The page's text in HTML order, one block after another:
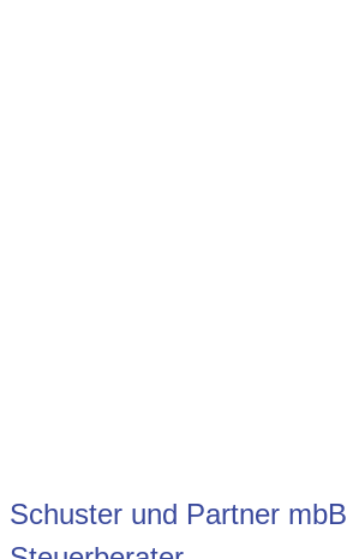
Schuster und Partner mbB